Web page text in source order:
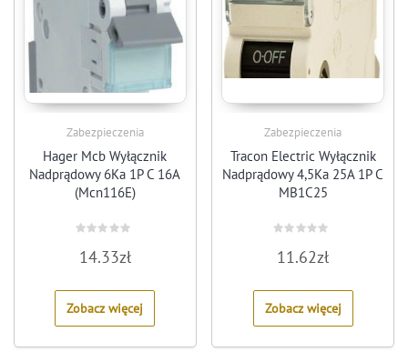
Zabezpieczenia
Hager Mcb Wyłącznik
Nadprądowy 6Ka 1P C 16A
(Mcn116E)
0
out
5
14.33zł
Zobacz więcej
Zabezpieczenia
Tracon Electric Wyłącznik
Nadprądowy 4,5Ka 25A 1P C
MB1C25
0
out
5
11.62zł
Zobacz więcej